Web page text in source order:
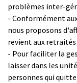
problèmes inter-
- Conformément
nous proposons
revient aux
- Pour faciliter la
laisser dans les
personnes qui